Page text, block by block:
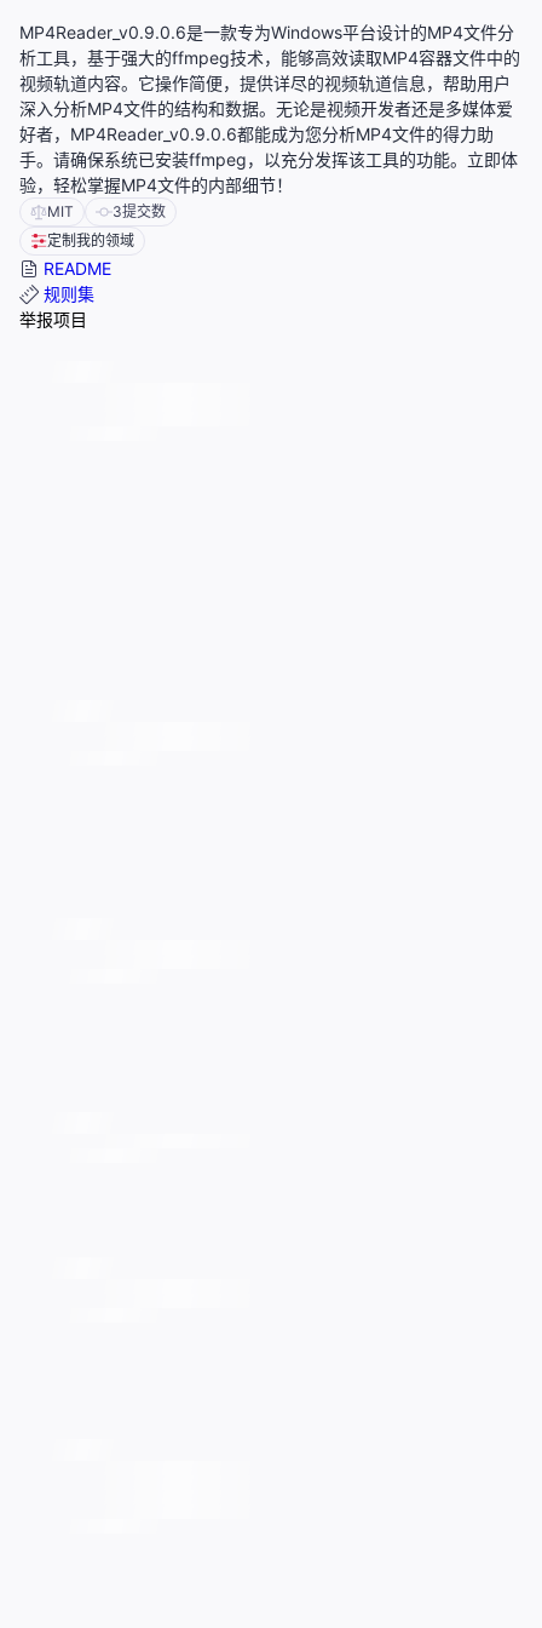
MP4Reader_v0.9.0.6是一款专为Windows平台设计的MP4文件分
析工具，基于强大的ffmpeg技术，能够高效读取MP4容器文件中的
视频轨道内容。它操作简便，提供详尽的视频轨道信息，帮助用户
深入分析MP4文件的结构和数据。无论是视频开发者还是多媒体爱
好者，MP4Reader_v0.9.0.6都能成为您分析MP4文件的得力助
手。请确保系统已安装ffmpeg，以充分发挥该工具的功能。立即体
验，轻松掌握MP4文件的内部细节！
MIT 3提交数
定制我的领域
README
规则集
举报项目